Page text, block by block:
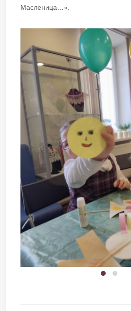
Масленица…».